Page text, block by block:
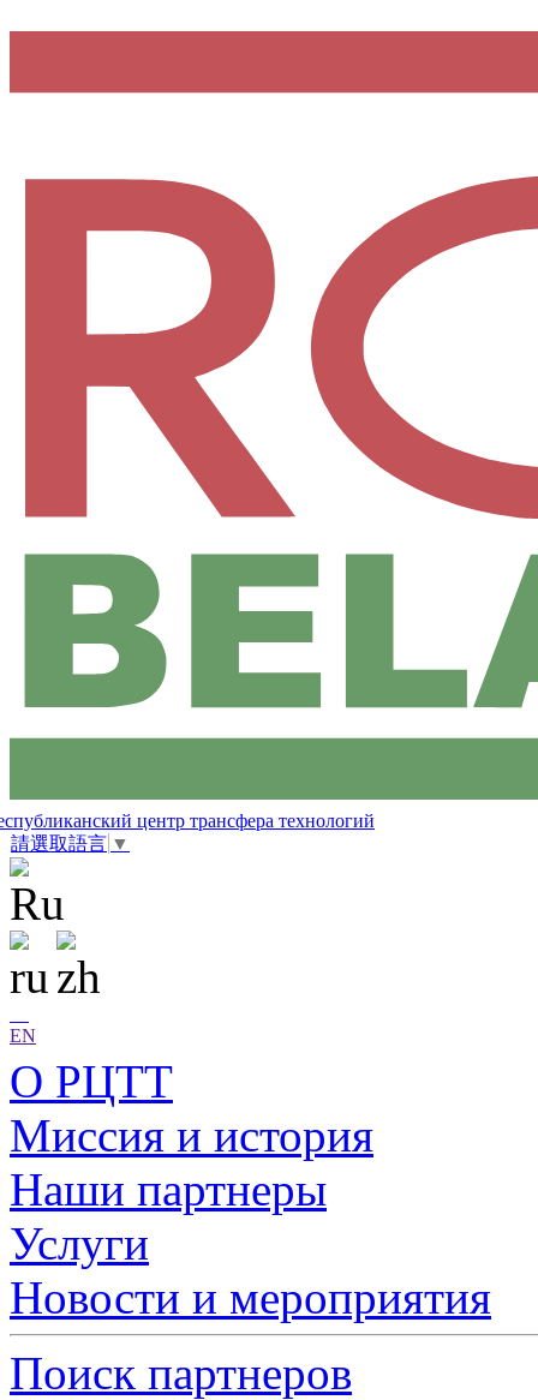
центр трансфера технологий
請選取語言 ▼
EN
О РЦТТ
Миссия и история
Наши партнеры
Услуги
Новости и мероприятия
Поиск партнеров